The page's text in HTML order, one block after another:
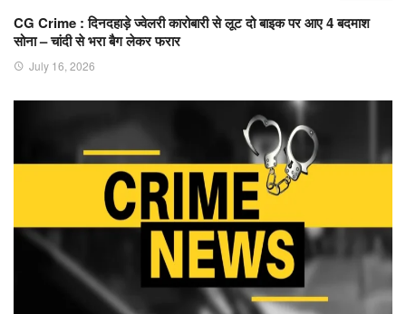
CG Crime : दिनदहाड़े ज्वेलरी कारोबारी से लूट दो बाइक पर आए 4 बदमाश
सोना – चांदी से भरा बैग लेकर फरार
July 16, 2026